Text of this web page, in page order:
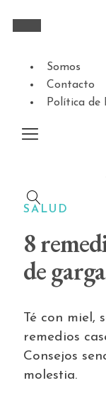
Somos
Contacto
Política de
SALUD
8
de
Té con miel,
remedios
Consejos
molestia.